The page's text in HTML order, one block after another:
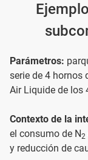
Parámetros:
serie de 4 hornos
Air Liquide de los
Contexto de la
el consumo de N2
y reducción de